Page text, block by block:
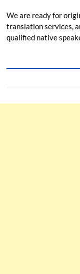
We are ready for
translation services,
qualified native